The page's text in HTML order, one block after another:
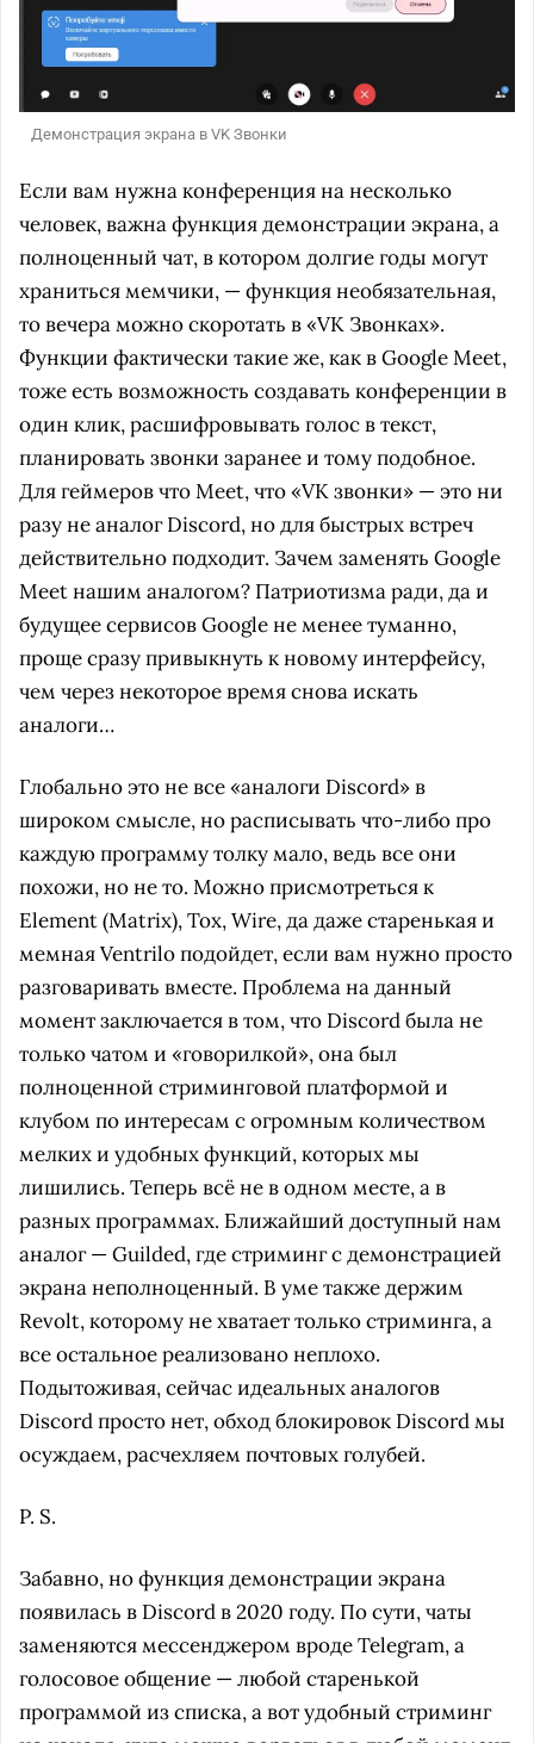
Демонстрация экрана в VK Звонки
Если вам нужна конференция на несколько
человек, важна функция демонстрации экрана, а
полноценный чат, в котором долгие годы могут
храниться мемчики, — функция необязательная,
то вечера можно скоротать в «VK Звонках».
Функции фактически такие же, как в Google Meet,
тоже есть возможность создавать конференции в
один клик, расшифровывать голос в текст,
планировать звонки заранее и тому подобное.
Для геймеров что Meet, что «VK звонки» — это ни
разу не аналог Discord, но для быстрых встреч
действительно подходит. Зачем заменять Google
Meet нашим аналогом? Патриотизма ради, да и
будущее сервисов Google не менее туманно,
проще сразу привыкнуть к новому интерфейсу,
чем через некоторое время снова искать
аналоги…
Глобально это не все «аналоги Discord» в
широком смысле, но расписывать что-либо про
каждую программу толку мало, ведь все они
похожи, но не то. Можно присмотреться к
Element (Matrix)​, Tox, Wire, да даже старенькая и
мемная Ventrilo подойдет, если вам нужно просто
разговаривать вместе. Проблема на данный
момент заключается в том, что Discord была не
только чатом и «говорилкой», она был
полноценной стриминговой платформой и
клубом по интересам с огромным количеством
мелких и удобных функций, которых мы
лишились. Теперь всё не в одном месте, а в
разных программах. Ближайший доступный нам
аналог — Guilded, где стриминг с демонстрацией
экрана неполноценный. В уме также держим
Revolt, которому не хватает только стриминга, а
все остальное реализовано неплохо.
Подытоживая, сейчас идеальных аналогов
Discord просто нет, обход блокировок Discord мы
осуждаем, расчехляем почтовых голубей.
P. S.
Забавно, но функция демонстрации экрана
появилась в Discord в 2020 году. По сути, чаты
заменяются мессенджером вроде Telegram, а
голосовое общение — любой старенькой
программой из списка, а вот удобный стриминг